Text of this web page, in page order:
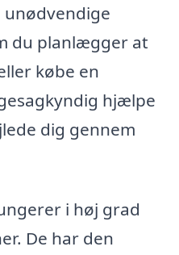
du planlægger at
købe en
hjælpe
dig gennem
i høj grad
De har den